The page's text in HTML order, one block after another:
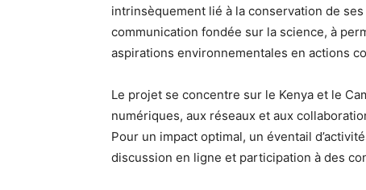
intrinsèquement lié à la conservation de
communication fondée sur la science, à
aspirations environnementales en actions
Le projet se concentre sur le Kenya et le
numériques, aux réseaux et aux
Pour un impact optimal, un éventail
discussion en ligne et participation à des